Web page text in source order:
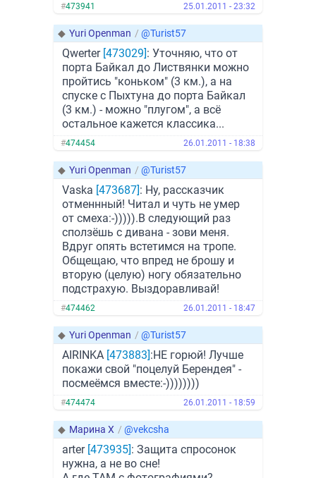
#473941 25.01.2011 - 23:32
◆ Yuri Openman / @Turist57
Qwerter [473029]: Уточняю, что от
порта Байкал до Листвянки можно
пройтись "коньком" (3 км.), а на
спуске с Пыхтуна до порта Байкал
(3 км.) - можно "плугом", а всё
остальное кажется классика...
#474454 26.01.2011 - 18:38
◆ Yuri Openman / @Turist57
Vaska [473687]: Ну, рассказчик
отменнный! Читал и чуть не умер
от смеха:-))))).В следующий раз
сползёшь с дивана - зови меня.
Вдруг опять встетимся на тропе.
Общещаю, что впред не брошу и
вторую (целую) ногу обязательно
подстрахую. Выздоравливай!
#474462 26.01.2011 - 18:47
◆ Yuri Openman / @Turist57
AIRINKA [473883]:НЕ горюй! Лучше
покажи свой "поцелуй Берендея" -
посмеёмся вместе:-))))))))
#474474 26.01.2011 - 18:59
◆ Марина X / @vekcsha
arter [473935]: Защита спросонок
нужна, а не во сне!